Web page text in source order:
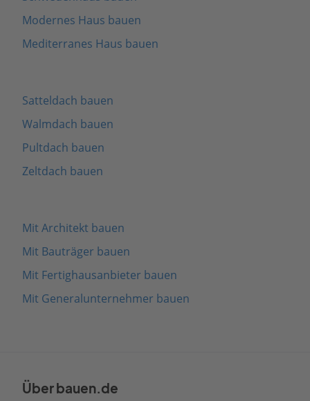
Modernes Haus bauen
Mediterranes Haus bauen
Satteldach bauen
Walmdach bauen
Pultdach bauen
Zeltdach bauen
Mit Architekt bauen
Mit Bauträger bauen
Mit Fertighausanbieter bauen
Mit Generalunternehmer bauen
Über bauen.de